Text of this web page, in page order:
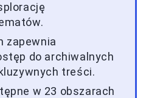
zapewnia
do archiwalnych
treści.
w 23 obszarach